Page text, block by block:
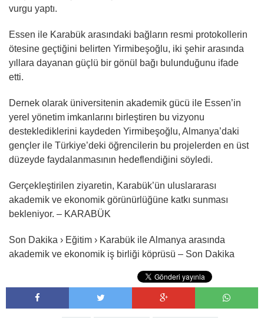
vurgu yaptı.
Essen ile Karabük arasındaki bağların resmi protokollerin
ötesine geçtiğini belirten Yirmibeşoğlu, iki şehir arasında
yıllara dayanan güçlü bir gönül bağı bulunduğunu ifade
etti.
Dernek olarak üniversitenin akademik gücü ile Essen’in
yerel yönetim imkanlarını birleştiren bu vizyonu
desteklediklerini kaydeden Yirmibeşoğlu, Almanya’daki
gençler ile Türkiye’deki öğrencilerin bu projelerden en üst
düzeyde faydalanmasının hedeflendiğini söyledi.
Gerçekleştirilen ziyaretin, Karabük’ün uluslararası
akademik ve ekonomik görünürlüğüne katkı sunması
bekleniyor. – KARABÜK
Son Dakika › Eğitim › Karabük ile Almanya arasında
akademik ve ekonomik iş birliği köprüsü – Son Dakika